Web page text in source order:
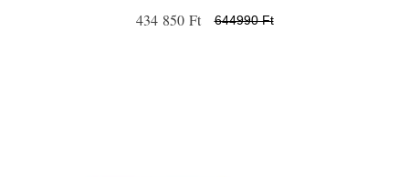
434 850 Ft 644990 Ft